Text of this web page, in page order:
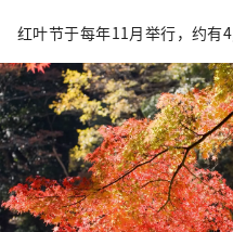
夏祭花火大会
城」，但其实
多样化的旅游
客一年四季多
续成为旅游目
向外展现丰田
源，并为该地
红叶节于每年11月举行，约有